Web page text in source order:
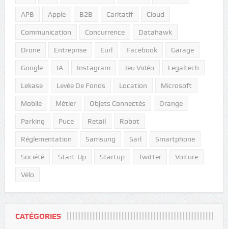
APB Apple B2B Caritatif Cloud
Communication Concurrence Datahawk
Drone Entreprise Eurl Facebook Garage
Google IA Instagram Jeu Vidéo Legaltech
Lekase Levée De Fonds Location Microsoft
Mobile Métier Objets Connectés Orange
Parking Puce Retail Robot
Réglementation Samsung Sarl Smartphone
Société Start-Up Startup Twitter Voiture
Vélo
CATÉGORIES